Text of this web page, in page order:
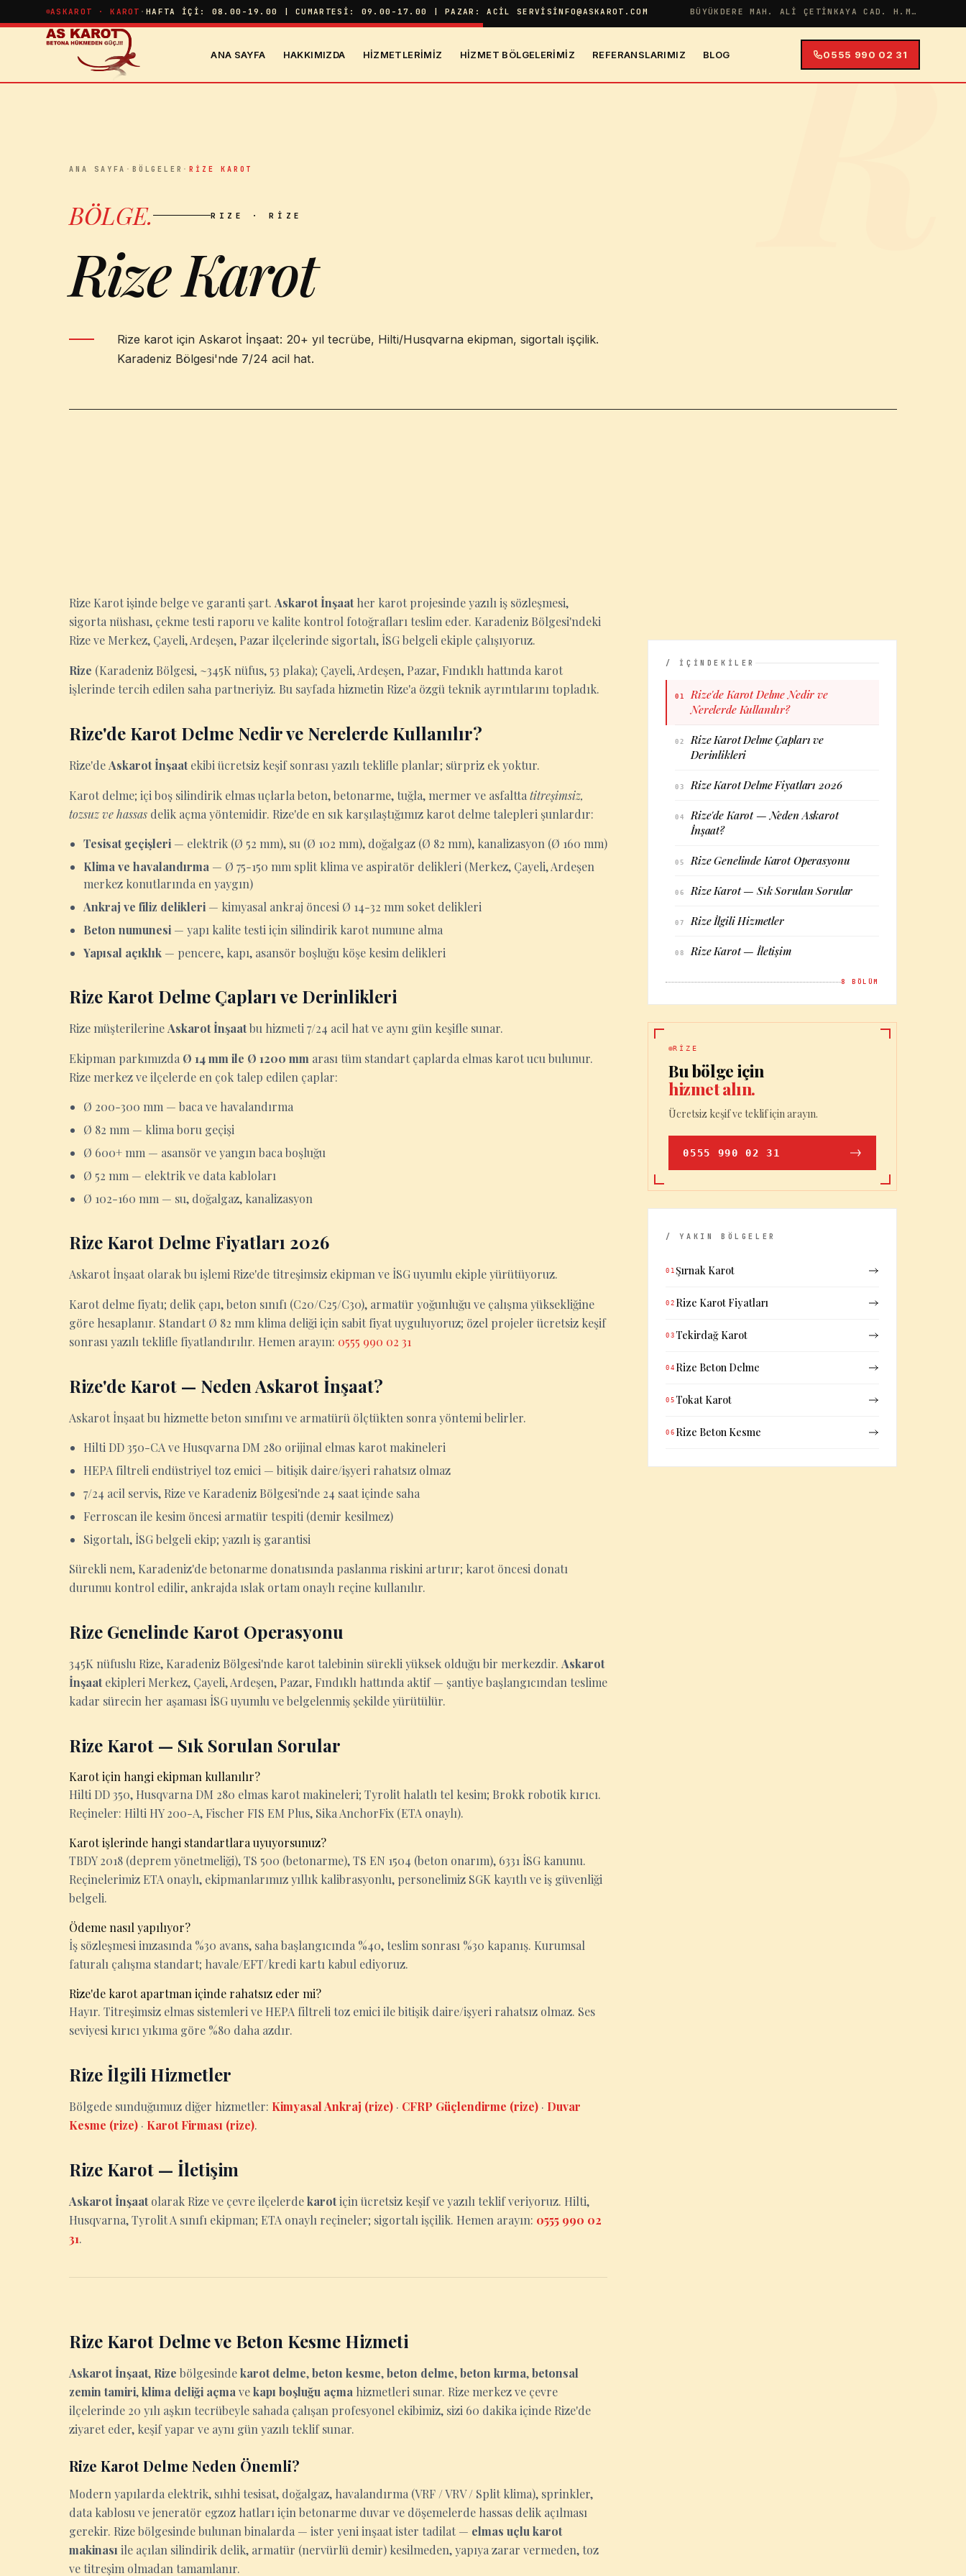
İçeriğe atlaASKAROT · KAROT ·HAFTA İÇI: 08.00-19.00 | CUMARTESI: 09.00-17.00 | PAZAR: ACIL SERVIS INFO@ASKAROT.COM BÜYÜKDERE MAH. ALI ÇETINKAYA CAD. H.MERYEM APT NO:38 İÇ KAPI NO:4
ANA SAYFA HAKKIMIZDA HIZMETLERIMIZ HIZMET BÖLGELERIMIZ REFERANSLARIMIZ BLOG 0555 990 02 31
R
ANA SAYFA ·BÖLGELER ·RIZE KAROT
BÖLGE. RIZE · RIZE
Rize Karot
Rize karot için Askarot İnşaat: 20+ yıl tecrübe, Hilti/Husqvarna ekipman, sigortalı işçilik.
Karadeniz Bölgesi'nde 7/24 acil hat.
Rize Karot işinde belge ve garanti şart. Askarot İnşaather karot projesinde yazılı iş sözleşmesi,
sigorta nüshası, çekme testi raporu ve kalite kontrol fotoğrafları teslim eder. Karadeniz Bölgesi'ndeki
Rize ve Merkez, Çayeli, Ardeşen, Pazar ilçelerinde sigortalı, İSG belgeli ekiple çalışıyoruz.
Rize (Karadeniz Bölgesi, ~345K nüfus, 53 plaka); Çayeli, Ardeşen, Pazar, Fındıklı hattında karot
işlerinde tercih edilen saha partneriyiz. Bu sayfada hizmetin Rize'a özgü teknik ayrıntılarını topladık.
Rize'de Karot Delme Nedir ve Nerelerde Kullanılır?
Rize'deAskarot İnşaatekibi ücretsiz keşif sonrası yazılı teklifle planlar; sürpriz ek yoktur.
Karot delme; içi boş silindirik elmas uçlarla beton, betonarme, tuğla, mermer ve asfaltta titreşimsiz,
tozsuz ve hassas delik açma yöntemidir. Rize'de en sık karşılaştığımız karot delme talepleri şunlardır:
Tesisat geçişleri — elektrik (Ø 52 mm), su (Ø 102 mm), doğalgaz (Ø 82 mm), kanalizasyon (Ø 160 mm)
Klima ve havalandırma — Ø 75-150 mm split klima ve aspiratör delikleri (Merkez, Çayeli, Ardeşen
merkez konutlarında en yaygın)
Ankraj ve filiz delikleri — kimyasal ankraj öncesi Ø 14-32 mm soket delikleri
Beton numunesi — yapı kalite testi için silindirik karot numune alma
Yapısal açıklık — pencere, kapı, asansör boşluğu köşe kesim delikleri
Rize Karot Delme Çapları ve Derinlikleri
Rize müşterilerineAskarot İnşaatbu hizmeti 7/24 acil hat ve aynı gün keşifle sunar.
Ekipman parkımızda Ø 14 mm ile Ø 1200 mm arası tüm standart çaplarda elmas karot ucu bulunur.
Rize merkez ve ilçelerde en çok talep edilen çaplar:
Ø 200-300 mm — baca ve havalandırma
Ø 82 mm — klima boru geçişi
Ø 600+ mm — asansör ve yangın baca boşluğu
Ø 52 mm — elektrik ve data kabloları
Ø 102-160 mm — su, doğalgaz, kanalizasyon
Rize Karot Delme Fiyatları 2026
Askarot İnşaat olarak bu işlemi Rize'de titreşimsiz ekipman ve İSG uyumlu ekiple yürütüyoruz.
Karot delme fiyatı; delik çapı, beton sınıfı (C20/C25/C30), armatür yoğunluğu ve çalışma yüksekliğine
göre hesaplanır. Standart Ø 82 mm klima deliği için sabit fiyat uyguluyoruz; özel projeler ücretsiz keşif
sonrası yazılı teklifle fiyatlandırılır. Hemen arayın: 0555 990 02 31
Rize'de Karot — Neden Askarot İnşaat?
Askarot İnşaat bu hizmette beton sınıfını ve armatürü ölçtükten sonra yöntemi belirler.
Hilti DD 350-CA ve Husqvarna DM 280 orijinal elmas karot makineleri
HEPA filtreli endüstriyel toz emici — bitişik daire/işyeri rahatsız olmaz
7/24 acil servis, Rize ve Karadeniz Bölgesi'nde 24 saat içinde saha
Ferroscan ile kesim öncesi armatür tespiti (demir kesilmez)
Sigortalı, İSG belgeli ekip; yazılı iş garantisi
Sürekli nem, Karadeniz'de betonarme donatısında paslanma riskini artırır; karot öncesi donatı
durumu kontrol edilir, ankrajda ıslak ortam onaylı reçine kullanılır.
Rize Genelinde Karot Operasyonu
345K nüfuslu Rize, Karadeniz Bölgesi'nde karot talebinin sürekli yüksek olduğu bir merkezdir. Askarot
İnşaatekipleri Merkez, Çayeli, Ardeşen, Pazar, Fındıklı hattında aktif — şantiye başlangıcından teslime
kadar sürecin her aşaması İSG uyumlu ve belgelenmiş şekilde yürütülür.
Rize Karot — Sık Sorulan Sorular
Karot için hangi ekipman kullanılır?
Hilti DD 350, Husqvarna DM 280 elmas karot makineleri; Tyrolit halatlı tel kesim; Brokk robotik kırıcı.
Reçineler: Hilti HY 200-A, Fischer FIS EM Plus, Sika AnchorFix (ETA onaylı).
Karot işlerinde hangi standartlara uyuyorsunuz?
TBDY 2018 (deprem yönetmeliği), TS 500 (betonarme), TS EN 1504 (beton onarım), 6331 İSG kanunu.
Reçinelerimiz ETA onaylı, ekipmanlarımız yıllık kalibrasyonlu, personelimiz SGK kayıtlı ve iş güvenliği
belgeli.
Ödeme nasıl yapılıyor?
İş sözleşmesi imzasında %30 avans, saha başlangıcında %40, teslim sonrası %30 kapanış. Kurumsal
faturalı çalışma standart; havale/EFT/kredi kartı kabul ediyoruz.
Rize'de karot apartman içinde rahatsız eder mi?
Hayır. Titreşimsiz elmas sistemleri ve HEPA filtreli toz emici ile bitişik daire/işyeri rahatsız olmaz. Ses
seviyesi kırıcı yıkıma göre %80 daha azdır.
Rize İlgili Hizmetler
Bölgede sunduğumuz diğer hizmetler: Kimyasal Ankraj (rize) · CFRP Güçlendirme (rize) · Duvar
Kesme (rize) · Karot Firması (rize).
Rize Karot — İletişim
Askarot İnşaatolarak Rize ve çevre ilçelerdekarotiçin ücretsiz keşif ve yazılı teklif veriyoruz. Hilti,
Husqvarna, Tyrolit A sınıfı ekipman; ETA onaylı reçineler; sigortalı işçilik. Hemen arayın: 0555 990 02
31.
Rize Karot Delme ve Beton Kesme Hizmeti
Askarot İnşaat, Rize bölgesindekarot delme,beton kesme,beton delme,beton kırma,betonsal
zemin tamiri,klima deliği açma vekapı boşluğu açma hizmetleri sunar. Rize merkez ve çevre
ilçelerinde 20 yılı aşkın tecrübeyle sahada çalışan profesyonel ekibimiz, sizi 60 dakika içinde Rize'de
ziyaret eder, keşif yapar ve aynı gün yazılı teklif sunar.
Rize Karot Delme Neden Önemli?
Modern yapılarda elektrik, sıhhi tesisat, doğalgaz, havalandırma (VRF / VRV / Split klima), sprinkler,
data kablosu ve jeneratör egzoz hatları için betonarme duvar ve döşemelerde hassas delik açılması
gerekir. Rize bölgesinde bulunan binalarda — ister yeni inşaat ister tadilat — elmas uçlu karot
makinası ile açılan silindirik delik, armatür (nervürlü demir) kesilmeden, yapıya zarar vermeden, toz
ve titreşim olmadan tamamlanır.
/ İÇİNDEKİLER
01
Rize'de Karot Delme Nedir ve
Nerelerde Kullanılır?
02
Rize Karot Delme Çapları ve
Derinlikleri
03 Rize Karot Delme Fiyatları 2026
04
Rize'de Karot — Neden Askarot
İnşaat?
05 Rize Genelinde Karot Operasyonu
06 Rize Karot — Sık Sorulan Sorular
07 Rize İlgili Hizmetler
08 Rize Karot — İletişim
8 BÖLÜM
RIZE
Bu bölge için
hizmet alın.
Ücretsiz keşif ve teklif için arayın.
0555 990 02 31
/ YAKIN BÖLGELER
01 Şırnak Karot
02 Rize Karot Fiyatları
03 Tekirdağ Karot
04 Rize Beton Delme
05 Tokat Karot
06 Rize Beton Kesme